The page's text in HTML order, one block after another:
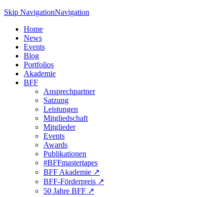
Skip NavigationNavigation
Home
News
Events
Blog
Portfolios
Akademie
BFF
Ansprechpartner
Satzung
Leistungen
Mitgliedschaft
Mitglieder
Events
Awards
Publikationen
#BFFmastertapes
BFF Akademie ↗︎
BFF-Förderpreis ↗︎
50 Jahre BFF ↗︎